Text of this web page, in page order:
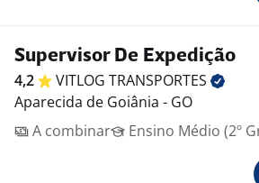
Supervisor De Expedição
4,2 VITLOG TRANSPORTES
Aparecida de Goiânia - GO
A combinar
Ensino Médio (2º